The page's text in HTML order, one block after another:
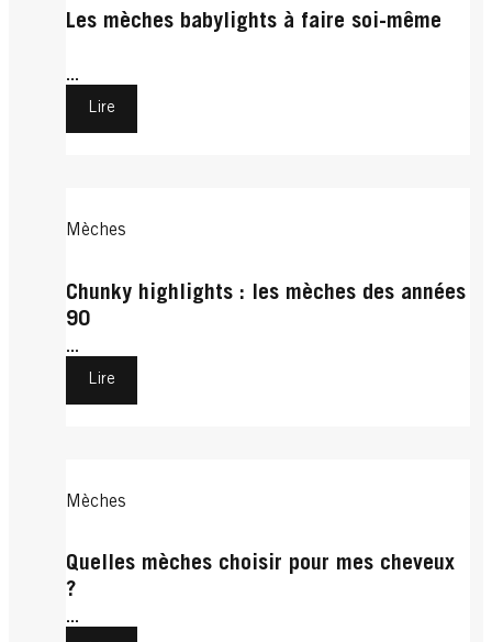
Les mèches babylights à faire soi-même
...
Lire
Mèches
Chunky highlights : les mèches des années
90
...
Lire
Mèches
Quelles mèches choisir pour mes cheveux
?
...